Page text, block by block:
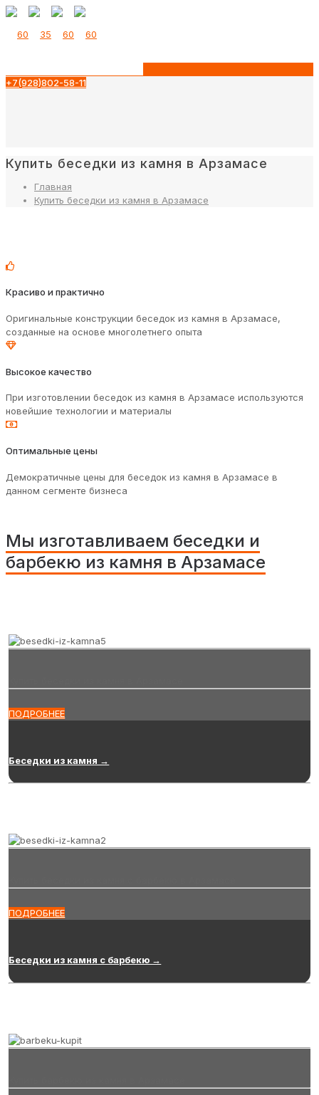
+7(928)802-58-11
Купить беседки из камня в Арзамасе
Главная
Купить беседки из камня в Арзамасе
Красиво и практично
Оригинальные конструкции беседок из камня в Арзамасе,
созданные на основе многолетнего опыта
Высокое качество
При изготовлении беседок из камня в Арзамасе используются
новейшие технологии и материалы
Оптимальные цены
Демократичные цены для беседок из камня в Арзамасе в
данном сегменте бизнеса
Мы изготавливаем беседки и
барбекю из камня в Арзамасе
ПОДРОБНЕЕ
Беседки из камня →
ПОДРОБНЕЕ
Беседки из камня с барбекю →